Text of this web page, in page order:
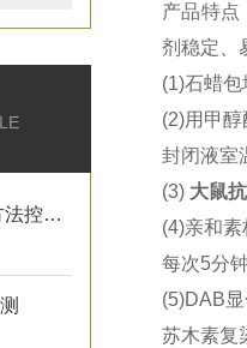
伊蚊交尾研究新发现，或找到方法控制寨卡病毒
产品特点
剂稳定、
(1)石蜡包
(2)用甲
封闭液室
(3) 大鼠
(4)亲和
每次5分钟
(5)DAB
苏木素复